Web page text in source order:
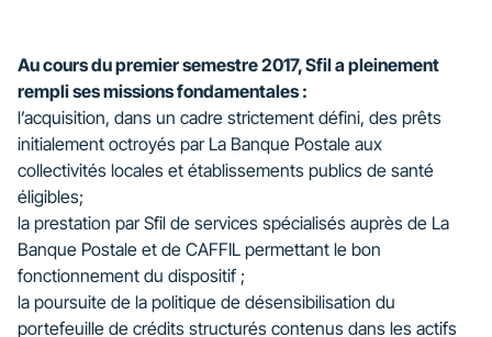
Au cours du premier semestre 2017, Sfil a pleinement
rempli ses missions fondamentales :
l’acquisition, dans un cadre strictement défini, des prêts
initialement octroyés par La Banque Postale aux
collectivités locales et établissements publics de santé
éligibles;
la prestation par Sfil de services spécialisés auprès de La
Banque Postale et de CAFFIL permettant le bon
fonctionnement du dispositif ;
la poursuite de la politique de désensibilisation du
portefeuille de crédits structurés contenus dans les actifs